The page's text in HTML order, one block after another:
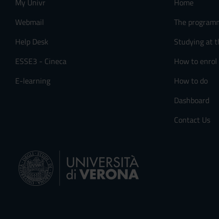
My Univr
Webmail
Help Desk
ESSE3 - Cineca
E-learning
Home
The
Studying at
How to enrol
How to do
Dashboard
Contact Us